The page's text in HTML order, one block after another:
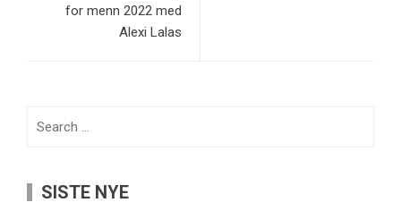
for menn 2022 med
Alexi Lalas
SISTE NYE